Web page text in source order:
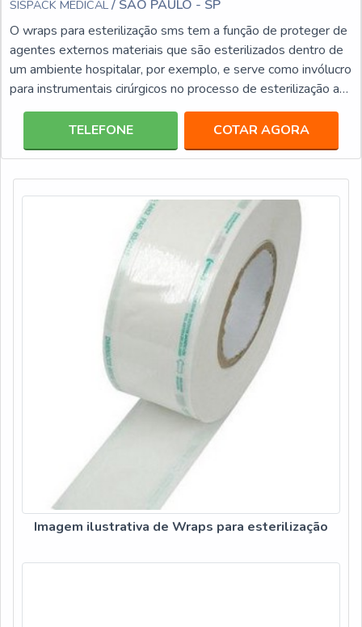
SISPACK MEDICAL / SÃO PAULO - SP
O wraps para esterilização sms tem a função de proteger de
agentes externos materiais que são esterilizados dentro de
um ambiente hospitalar, por exemplo, e serve como invólucro
para instrumentais cirúrgicos no processo de esterilização a
vapor, peróxido, entre outros. Ele deve ser descartado de
maneira correta após o uso, isto é, obedecer às normas do
lixo específicas hospitalares e tem validade de 5 anos. Este
limpo e seco, é resistente
TELEFONE COTAR AGORA
Imagem ilustrativa de Wraps para esterilização